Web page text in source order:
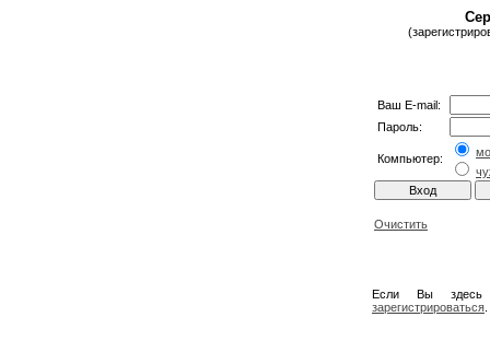
Ваш E-mail:
Пароль:
Компьютер:
Очистить
Если Вы
зарегистрироваться